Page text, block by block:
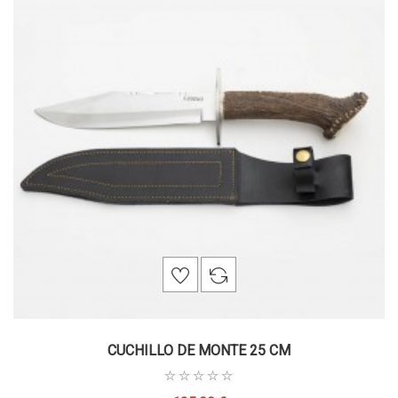
CUCHILLO DE MONTE 25 CM